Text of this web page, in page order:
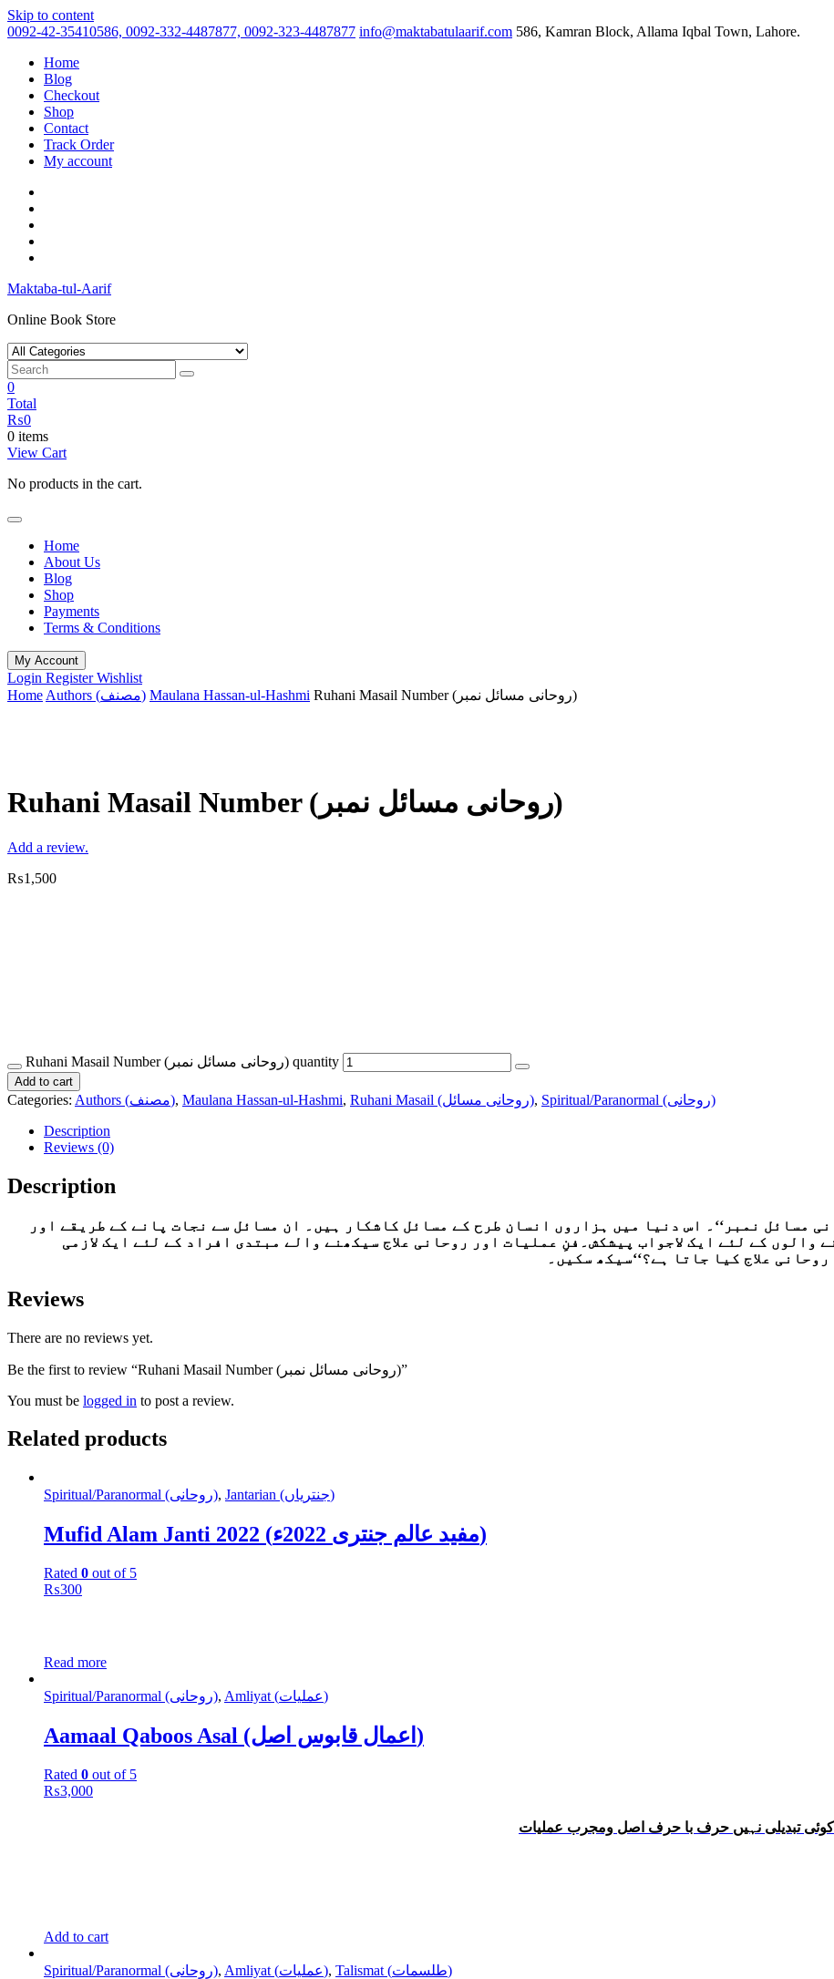
Skip to content
0092-42-35410586, 0092-332-4487877, 0092-323-4487877 info@maktabatulaarif.com 586, Kamran Block, Allama Iqbal Town, Lahore.
Home
Blog
Checkout
Shop
Contact
Track Order
My account
Maktaba-tul-Aarif
Online Book Store
0
Total
₨0
0 items
View Cart
No products in the cart.
Home
About Us
Blog
Shop
Payments
Terms & Conditions
My Account
Login RegisterWishlist
Home
Authors (مصنف) Maulana Hassan-ul-Hashmi Ruhani Masail Number (روحانی مسائل نمبر)
Ruhani Masail Number (روحانی مسائل نمبر)
Add a review.
₨1,500
Ruhani Masail Number (روحانی مسائل نمبر) quantity
Add to cart
Categories: Authors (مصنف), Maulana Hassan-ul-Hashmi, Ruhani Masail (روحانی مسائل),
Spiritual/Paranormal (روحانی)
Description
Reviews (0)
Description
مسائل نمبر‘‘۔ اس دنیا میں ہزاروں انسان طرح کے مسائل کاشکار ہیں۔ ان مسائل سے نجات پانے کے طریقے اور
کے لئے ایک لاجواب پیشکش۔فنِ عملیات اور روحانی علاج سیکھنے والے مبتدی افراد کے لئے ایک لازمی
علاج کیا جاتا ہے؟‘‘سیکھ سکیں۔
Reviews
There are no reviews yet.
Be the first to review “Ruhani Masail Number (روحانی مسائل نمبر)”
You must be logged in to post a review.
Related products
Spiritual/Paranormal (روحانی), Jantarian (جنتریاں)
Mufid Alam Janti 2022 (مفید عالم جنتری 2022ء)
Rated 0 out of 5
₨300
Read more
Spiritual/Paranormal (روحانی), Amliyat (عملیات)
Aamaal Qaboos Asal (اعمال قابوس اصل)
Rated 0 out of 5
₨3,000
تبدیلی نہیں حرف با حرف اصل ومجرب عملیات
Add to cart
Spiritual/Paranormal (روحانی), Amliyat (عملیات), Talismat (طلسمات)